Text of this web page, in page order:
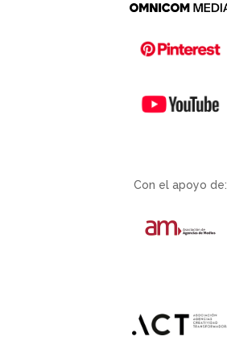
Con el apoyo de: